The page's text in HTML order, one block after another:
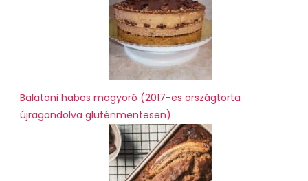
Balatoni habos mogyoró (2017-es országtorta
újragondolva gluténmentesen)